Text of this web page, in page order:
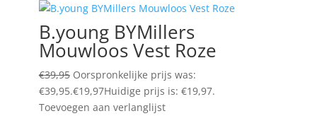
B.young BYMillers
Mouwloos Vest Roze
€39,95 Oorspronkelijke prijs was:
€39,95.€19,97Huidige prijs is: €19,97.
Toevoegen aan verlanglijst